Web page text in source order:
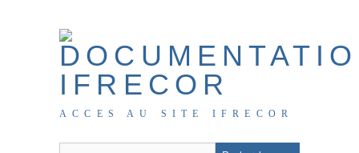
ACCES AU SITE IFRECOR